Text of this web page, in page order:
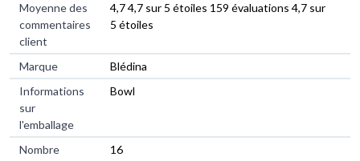
Moyenne des
commentaires
client
4,7 4,7 sur 5 étoiles 159 évaluations 4,7 sur
5 étoiles
Marque
Blédina
Informations
sur
l'emballage
Bowl
Nombre
16